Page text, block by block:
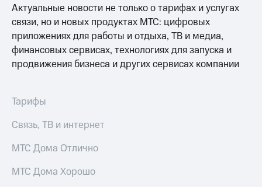
Документы
ПАО
"МТС"
Собрания
акционеров
Личный
Контроль
аудит
Рынок
акций
Актуальные новости не только о тарифах и услугах
связи, но и новых продуктах МТС: цифровых
приложениях для работы и отдыха, ТВ и медиа,
финансовых сервисах, технологиях для запуска и
продвижения бизнеса и других сервисах компании
Тарифы
Связь, ТВ и интернет
МТС Дома Отлично
МТС Дома Хорошо